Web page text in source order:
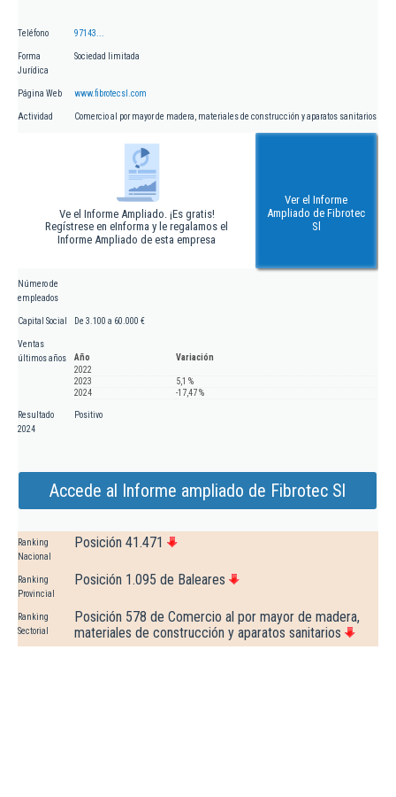
Teléfono 97143...
Forma
Jurídica
Sociedad limitada
Página Web www.fibrotecsl.com
Actividad Comercio al por mayor de madera, materiales de construcción y aparatos sanitarios
Ve el Informe Ampliado. ¡Es gratis!
Regístrese en eInforma y le regalamos el
Informe Ampliado de esta empresa
Ver el Informe
Ampliado de Fibrotec
Sl
Número de
empleados
Capital Social De 3.100 a 60.000 €
Ventas
últimos años
Año
Variación
2022
2023
5,1 %
2024
-17,47 %
Resultado
2024
Positivo
Accede al Informe ampliado de Fibrotec Sl
Ranking
Nacional
Posición 41.471
Ranking
Provincial
Posición 1.095 de Baleares
Ranking
Sectorial
Posición 578 de Comercio al por mayor de madera,
materiales de construcción y aparatos sanitarios